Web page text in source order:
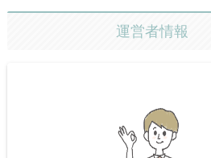
運営者情報